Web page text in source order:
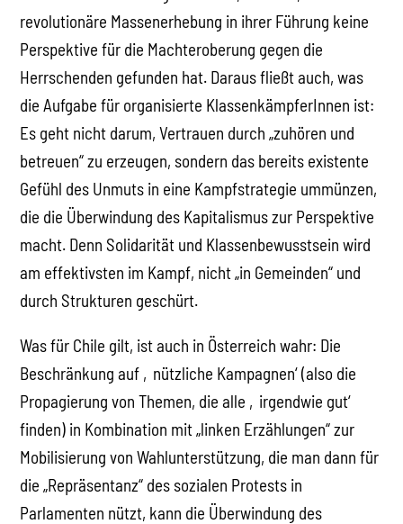
revolutionäre Massenerhebung in ihrer Führung keine
Perspektive für die Machteroberung gegen die
Herrschenden gefunden hat. Daraus fließt auch, was
die Aufgabe für organisierte KlassenkämpferInnen ist:
Es geht nicht darum, Vertrauen durch „zuhören und
betreuen“ zu erzeugen, sondern das bereits existente
Gefühl des Unmuts in eine Kampfstrategie ummünzen,
die die Überwindung des Kapitalismus zur Perspektive
macht. Denn Solidarität und Klassenbewusstsein wird
am effektivsten im Kampf, nicht „in Gemeinden“ und
durch Strukturen geschürt.
Was für Chile gilt, ist auch in Österreich wahr: Die
Beschränkung auf ‚nützliche Kampagnen‘ (also die
Propagierung von Themen, die alle ‚irgendwie gut‘
finden) in Kombination mit „linken Erzählungen“ zur
Mobilisierung von Wahlunterstützung, die man dann für
die „Repräsentanz“ des sozialen Protests in
Parlamenten nützt, kann die Überwindung des